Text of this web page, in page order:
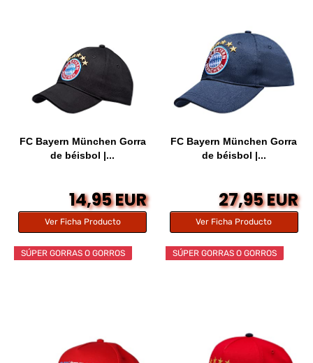
FC Bayern München Gorra
de béisbol |...
14,95 EUR
Ver Ficha Producto
FC Bayern München Gorra
de béisbol |...
27,95 EUR
Ver Ficha Producto
SÚPER GORRAS O GORROS SÚPER GORRAS O GORROS